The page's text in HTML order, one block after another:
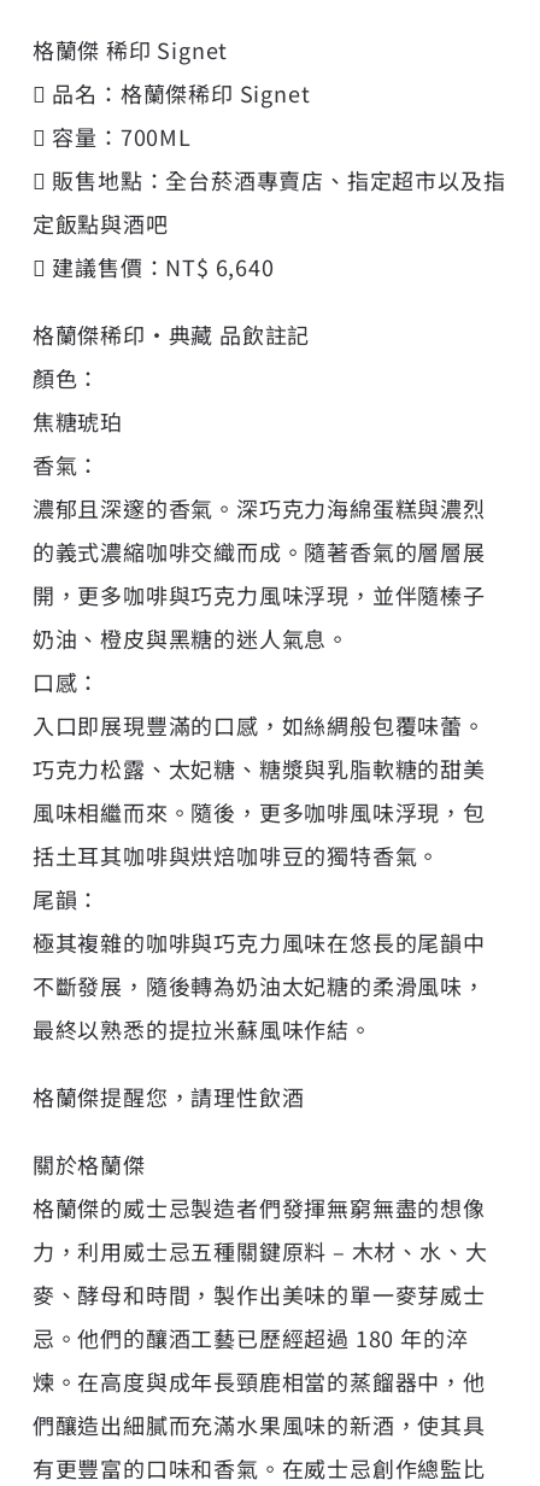
格蘭傑 稀印 Signet
 品名：格蘭傑稀印 Signet
 容量：700ML
 販售地點：全台菸酒專賣店、指定超市以及指
定飯點與酒吧
 建議售價：NT$ 6,640
格蘭傑稀印‧典藏 品飲註記
顏色：
焦糖琥珀
香氣：
濃郁且深邃的香氣。深巧克力海綿蛋糕與濃烈
的義式濃縮咖啡交織而成。隨著香氣的層層展
開，更多咖啡與巧克力風味浮現，並伴隨榛子
奶油、橙皮與黑糖的迷人氣息。
口感：
入口即展現豐滿的口感，如絲綢般包覆味蕾。
巧克力松露、太妃糖、糖漿與乳脂軟糖的甜美
風味相繼而來。隨後，更多咖啡風味浮現，包
括土耳其咖啡與烘焙咖啡豆的獨特香氣。
尾韻：
極其複雜的咖啡與巧克力風味在悠長的尾韻中
不斷發展，隨後轉為奶油太妃糖的柔滑風味，
最終以熟悉的提拉米蘇風味作結。
格蘭傑提醒您，請理性飲酒
關於格蘭傑
格蘭傑的威士忌製造者們發揮無窮無盡的想像
力，利用威士忌五種關鍵原料 – 木材、水、大
麥、酵母和時間，製作出美味的單一麥芽威士
忌。他們的釀酒工藝已歷經超過 180 年的淬
煉。在高度與成年長頸鹿相當的蒸餾器中，他
們釀造出細膩而充滿水果風味的新酒，使其具
有更豐富的口味和香氣。在威士忌創作總監比